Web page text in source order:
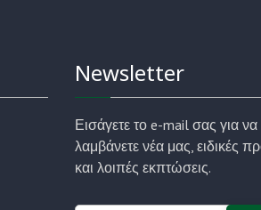
Newsletter
Εισάγετε το e-mail σας για να
λαμβάνετε νέα μας, ειδικές
και λοιπές εκπτώσεις.